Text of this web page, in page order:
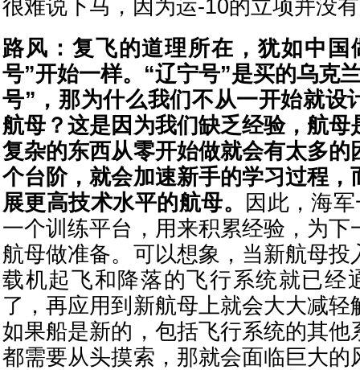
很难说下马，因为运-10的立项并没
路风： 复飞的道理所在，犹如中国
号”开始一样。“辽宁号”是买的乌克
号”，那为什么我们不从一开始就设
航母？这是因为我们缺乏经验，航母
复杂的东西从零开始做就会有太多的
个台阶，就会加速新手的学习过程，
展更高技术水平的航母。
因此，海
一个训练平台，用来积累经验，为下
航母做准备。可以想象，当新航母投
载机起飞和降落的飞行系统就已经
了，再应用到新航母上就会大大减轻
如果船是新的，包括飞行系统的其他
都需要从头摸索，那就会面临巨大的